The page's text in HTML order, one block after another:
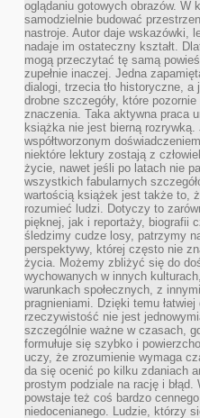
oglądaniu gotowych obrazów. W
samodzielnie budować
nastroje. Autor daje wskazówki,
nadaje im ostateczny kształt.
mogą przeczytać tę samą
zupełnie inaczej. Jedna
dialogi, trzecia tło historyczne, a
drobne szczegóły, które
znaczenia. Taka aktywna praca
książka nie jest bierną rozrywką.
współtworzonym
niektóre lektury zostają z
życie, nawet jeśli po latach nie
wszystkich fabularnych
wartością książek jest także to,
rozumieć ludzi. Dotyczy to
pięknej, jak i reportaży, biografii
śledzimy cudze losy, patrzymy
perspektywy, której często nie
życia. Możemy zbliżyć się do
wychowanych w innych
warunkach społecznych, z
pragnieniami. Dzięki temu
rzeczywistość nie jest
szczególnie ważne w czasach,
formułuje się szybko i
uczy, że zrozumienie wymaga
da się ocenić po kilku zdaniach
prostym podziale na rację i błąd.
powstaje też coś bardzo
niedocenianego. Ludzie, którzy